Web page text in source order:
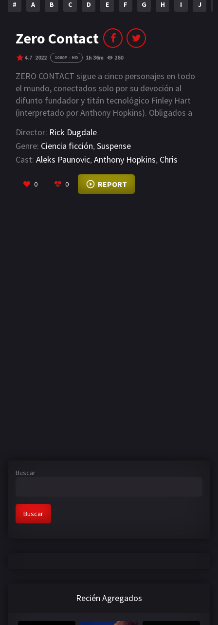
AÑOS
2023 2022
2021 2020
2019 2018
2014 2006
2002
# A B C D E F G H I J
Zero Contact
4.7 2022 1080P - HD 1h 36m 260
ZERO CONTACT sigue a cinco personajes en todo
el mundo, conectados solo por su devoción al
difunto fundador y titán tecnológico Finley Hart
(interpretado por Anthony Hopkins). Obligados a
de Hart, una máquina que es la solución a los
problemas de la humanidad o el final de la vida en
la tierra.
Director: Rick Dugdale
Genre: Ciencia ficción,Suspense
Cast: Aleks Paunovic,Anthony Hopkins, Chris
0 0 REPORT
Buscar
Buscar
Recién Agregados